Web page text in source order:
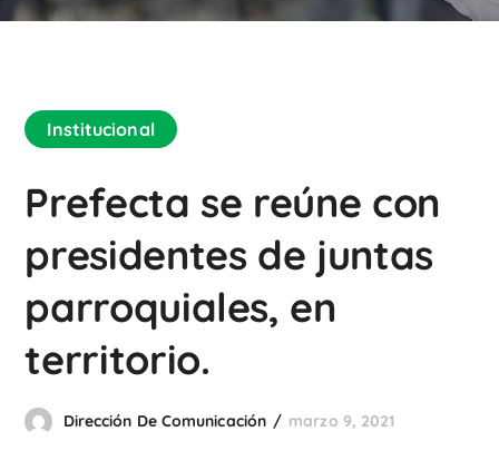
Institucional
Prefecta se reúne con
presidentes de juntas
parroquiales, en
territorio.
Dirección De Comunicación marzo 9, 2021